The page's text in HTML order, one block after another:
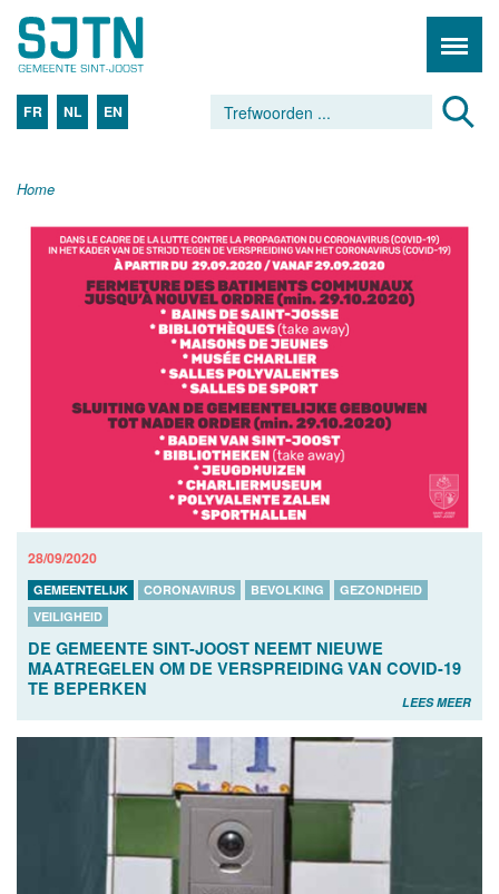
FR NL EN
Home
28/09/2020
GEMEENTELIJK CORONAVIRUS BEVOLKING
GEZONDHEID
VEILIGHEID
DE GEMEENTE SINT-JOOST NEEMT NIEUWE
MAATREGELEN OM DE VERSPREIDING VAN COVID-19
TE BEPERKEN
LEES MEER